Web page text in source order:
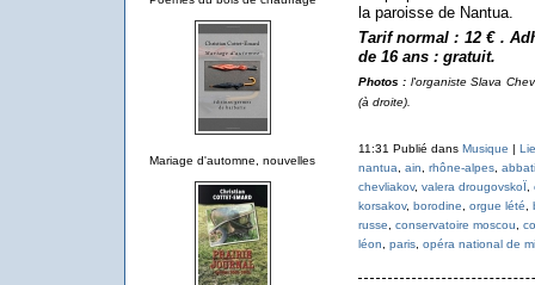
Mariage d'automne, nouvelles
la paroisse de Nantua.
Tarif normal : 12 € .
de 16 ans : gratuit.
Photos : l'organiste Slava
(à droite).
11:31 Publié dans Musique
nantua, ain, rhône-alpes,
chevliakov, valera drougovskoÏ ,
korsakov, borodine, orgue lété,
russe, conservatoire moscou,
léon, paris, opéra national de